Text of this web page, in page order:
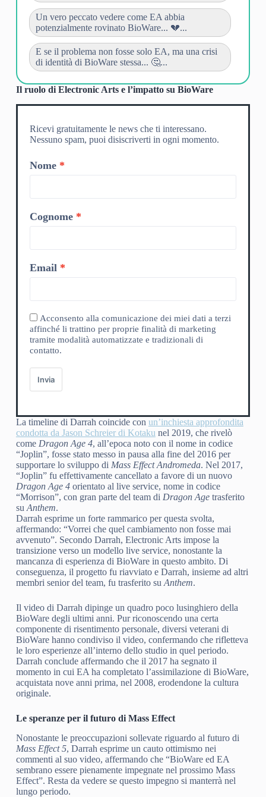
Un vero peccato vedere come EA abbia
potenzialmente rovinato BioWare... 💔...
E se il problema non fosse solo EA, ma una crisi
di identità di BioWare stessa... 🤔...
Il ruolo di Electronic Arts e l’impatto su BioWare
Ricevi gratuitamente le news che ti interessano.
Nessuno spam, puoi disiscriverti in ogni momento.
Nome
Cognome
Email
Acconsento alla comunicazione dei miei dati a terzi
affinché li trattino per proprie finalità di marketing
tramite modalità automatizzate e tradizionali di
contatto.
Invia
La timeline di Darrah coincide con un’inchiesta approfondita
condotta da Jason Schreier di Kotaku nel 2019, che rivelò
come Dragon Age 4, all’epoca noto con il nome in codice
“Joplin”, fosse stato messo in pausa alla fine del 2016 per
supportare lo sviluppo di Mass Effect Andromeda. Nel 2017,
“Joplin” fu effettivamente cancellato a favore di un nuovo
Dragon Age 4orientato al live service, nome in codice
“Morrison”, con gran parte del team di Dragon Agetrasferito
su Anthem.
Darrah esprime un forte rammarico per questa svolta,
affermando: “Vorrei che quel cambiamento non fosse mai
avvenuto”. Secondo Darrah, Electronic Arts impose la
transizione verso un modello live service, nonostante la
mancanza di esperienza di BioWare in questo ambito. Di
conseguenza, il progetto fu riavviato e Darrah, insieme ad altri
membri senior del team, fu trasferito su Anthem.
Il video di Darrah dipinge un quadro poco lusinghiero della
BioWare degli ultimi anni. Pur riconoscendo una certa
componente di risentimento personale, diversi veterani di
BioWare hanno condiviso il video, confermando che rifletteva
le loro esperienze all’interno dello studio in quel periodo.
Darrah conclude affermando che il 2017 ha segnato il
momento in cui EA ha completato l’assimilazione di BioWare,
acquistata nove anni prima, nel 2008, erodendone la cultura
originale.
Le speranze per il futuro di Mass Effect
Nonostante le preoccupazioni sollevate riguardo al futuro di
Mass Effect 5, Darrah esprime un cauto ottimismo nei
commenti al suo video, affermando che “BioWare ed EA
sembrano essere pienamente impegnate nel prossimo Mass
Effect”. Resta da vedere se questo impegno si manterrà nel
lungo periodo.